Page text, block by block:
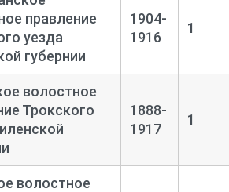
правление
уезда
губернии
1904-
1916
1
волостное
Трокского
1888-
1917
1
волостное